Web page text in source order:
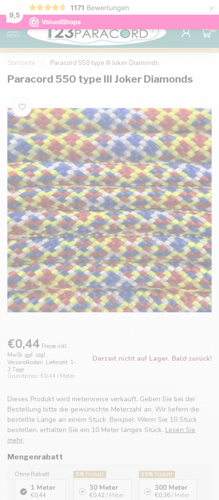
9,5
1171 Bewertungen ×
Kostenlose Lieferung nach Hause ab 150 €
MENU
0
Startseite Paracord 550 type III Joker Diamonds
Paracord 550 type III Joker Diamonds
€0,44 Preise inkl.
MwSt. ggf. zzgl.
Versandkosten. Lieferzeit: 1-
3 Tage
Grundpreis: €0,44 / Meter
Derzeit nicht auf Lager. Bald zurück!
Dieses Produkt wird meterweise verkauft. Geben Sie bei der
Bestellung bitte die gewünschte Meterzahl an. Wir liefern die
bestellte Länge an einem Stück. Beispiel: Wenn Sie 10 Stück
bestellen, erhalten Sie ein 10 Meter langes Stück. Lesen Sie
mehr.
Mengenrabatt
Ohne Rabatt
1 Meter
€0,44
5% Rabatt
30 Meter
€0,42 / Meter
19% Rabatt
300 Meter
€0,36/ Meter